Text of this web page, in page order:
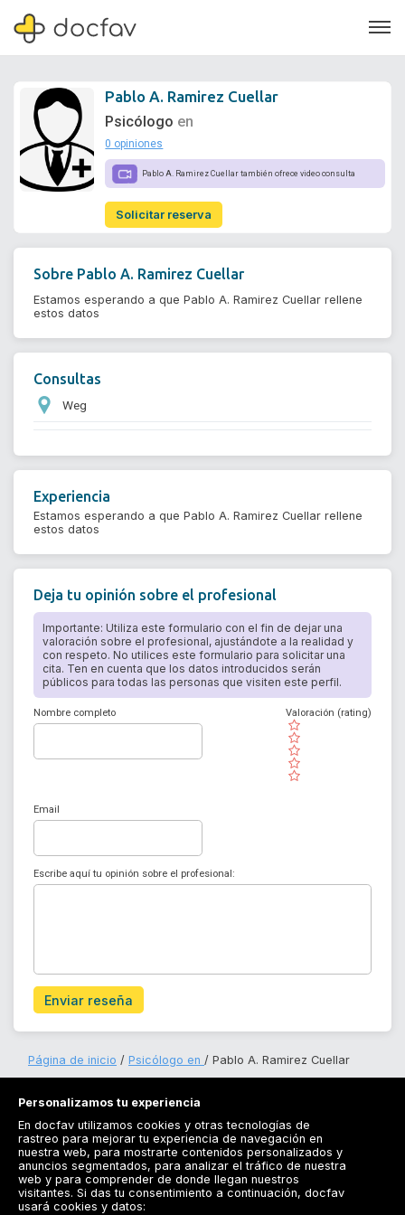
Soporte
Quiénes somos
¿Eres un doctor?
Pablo A. Ramirez Cuellar
Psicólogo en
0 opiniones
Pablo A. Ramirez Cuellar también ofrece video consulta
Solicitar reserva
Sobre Pablo A. Ramirez Cuellar
Estamos esperando a que Pablo A. Ramirez Cuellar rellene
estos datos
Consultas
Weg
Experiencia
Estamos esperando a que Pablo A. Ramirez Cuellar rellene
estos datos
Deja tu opinión sobre el profesional
Importante: Utiliza este formulario con el fin de dejar una
valoración sobre el profesional, ajustándote a la realidad y
con respeto. No utilices este formulario para solicitar una
cita. Ten en cuenta que los datos introducidos serán
públicos para todas las personas que visiten este perfil.
Nombre completo
( )
( )
( )
( )
( )
Valoración (rating)
Email
Escribe aquí tu opinión sobre el profesional:
Enviar reseña
Página de inicio Psicólogo en Pablo A. Ramirez Cuellar
Registrarse
Docfav
Personalizamos tu experiencia
En docfav utilizamos cookies y otras tecnologías de
rastreo para mejorar tu experiencia de navegación en
nuestra web, para mostrarte contenidos personalizados y
anuncios segmentados, para analizar el tráfico de nuestra
web y para comprender de donde llegan nuestros
visitantes. Si das tu consentimiento a continuación, docfav
usará cookies y datos: